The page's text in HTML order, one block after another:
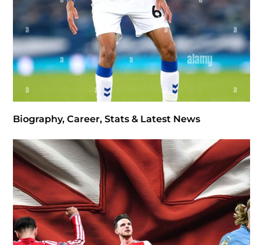
Biography, Career, Stats & Latest News